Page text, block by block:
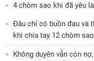
4 chòm sao khi đã yêu
Đâu chỉ có buồn đau và
khi chia tay 12 chòm sao
Không duyên vẫn còn